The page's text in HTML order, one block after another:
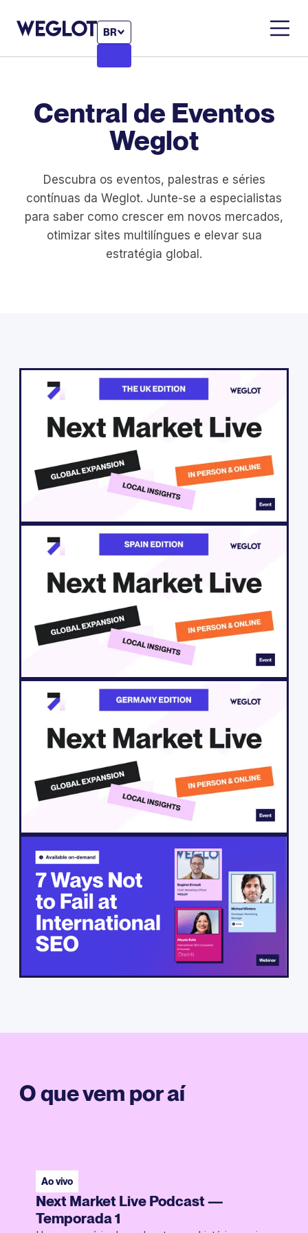
BR
Central de Eventos
Weglot
Descubra os eventos, palestras e séries
contínuas da Weglot. Junte-se a especialistas
para saber como crescer em novos mercados,
otimizar sites multilíngues e elevar sua
estratégia global.
O que vem por aí
Ao vivo
Next Market Live Podcast —
Temporada 1